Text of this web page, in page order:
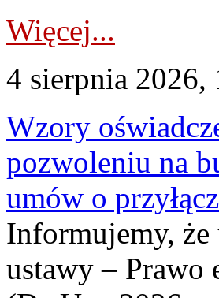
Więcej...
4 sierpnia 2026,
Wzory
pozwoleniu na
umów o
Informujemy, że
ustawy – Prawo